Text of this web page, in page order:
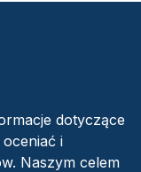
dotyczące
i
Naszym celem